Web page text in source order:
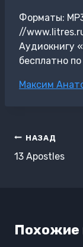
Форматы:
//
Аудиокнигу
бесплатно
Метки
Максим
Навигация
по
НАЗАД
13 Apostles
Похожие